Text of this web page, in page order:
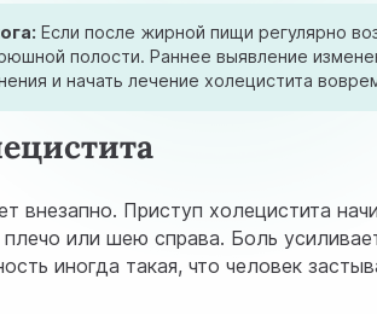
Если после жирной пищи регулярно
полости. Раннее выявление
и начать лечение холецистита
внезапно. Приступ холецистита
плечо или шею справа. Боль
иногда такая, что человек